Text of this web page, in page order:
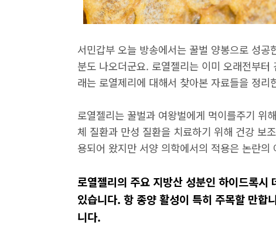
서민갑부 오늘 방송에서는 꿀벌 양봉으로 성
분도 나오더군요. 로열젤리는 이미 오래전부
래는 로열제리에 대해서 찾아본 자료들을 정
로열젤리는 꿀벌과 여왕벌에게 먹이를주기 위
체 질환과 만성 질환을 치료하기 위해 건강 보
용되어 왔지만 서양 의학에서의 적용은 논란의
로열젤리의 주요 지방산 성분인 하이드록시
있습니다. 항 종양 활성이 특히 주목할 만합
니다.